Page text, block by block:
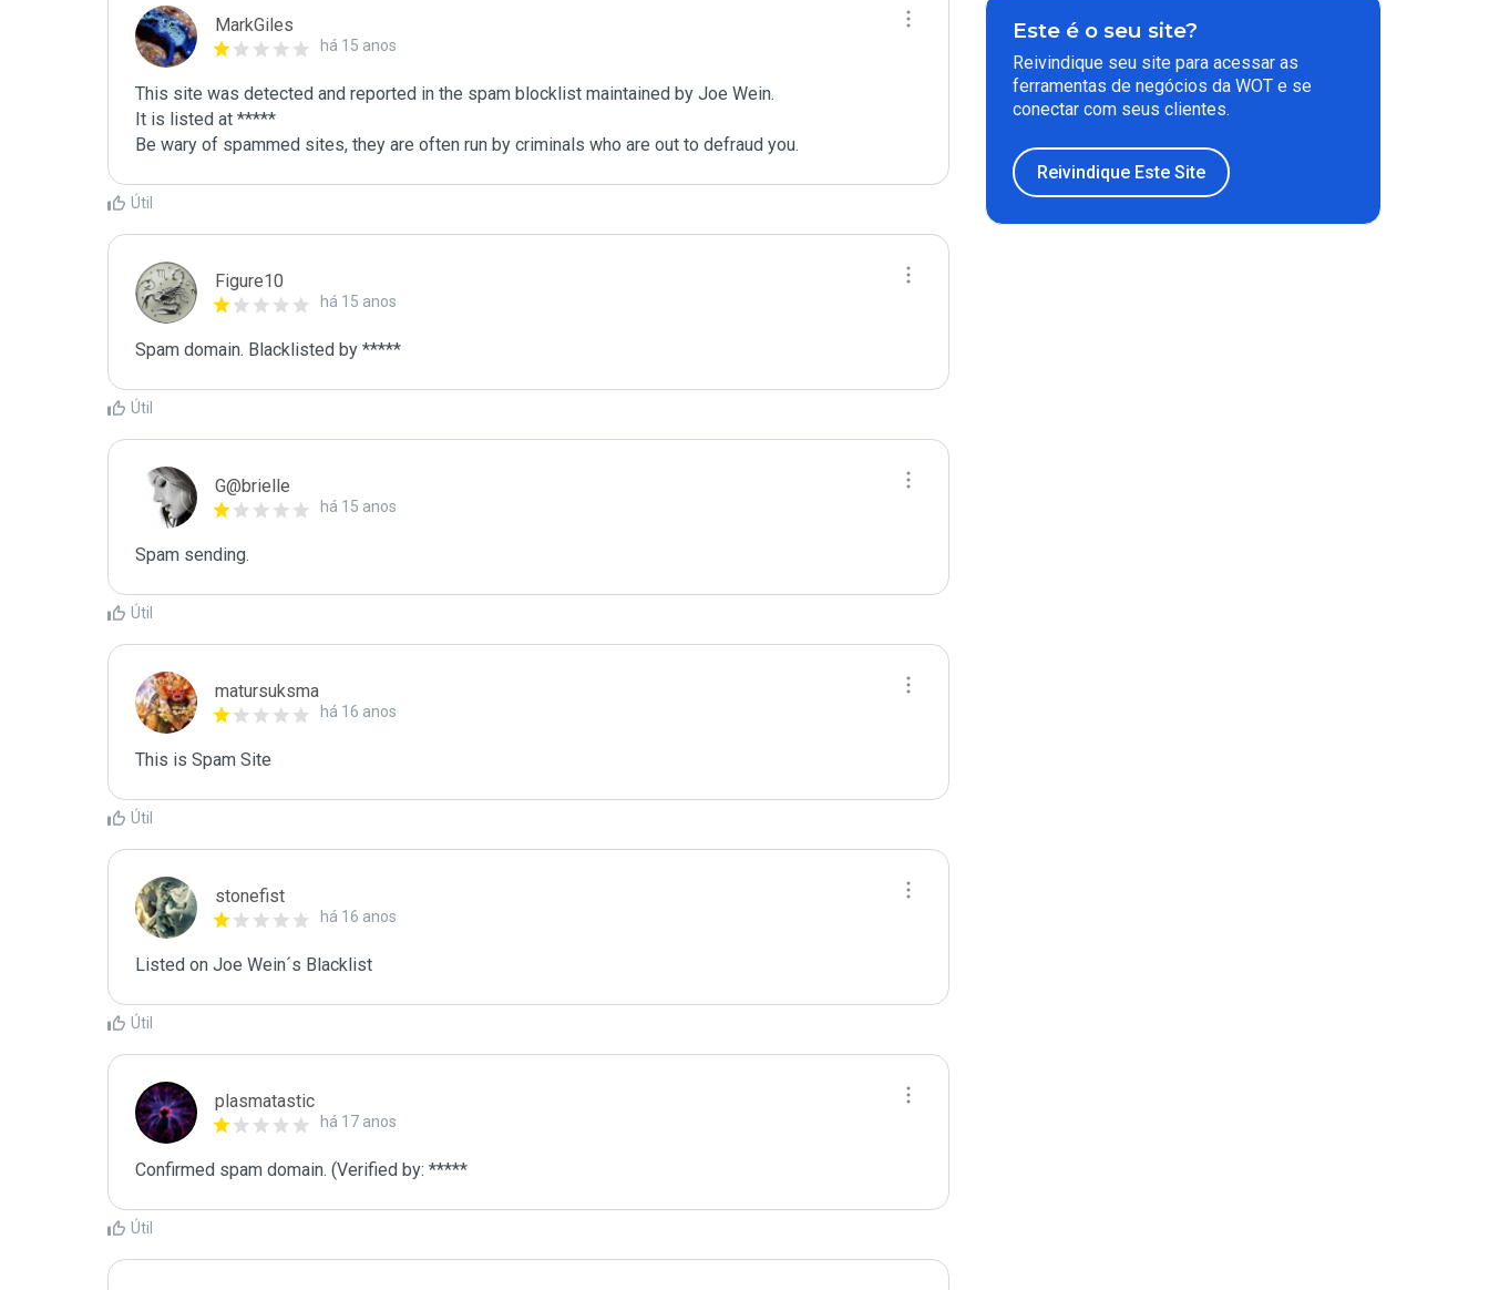
MarkGiles
há 15 anos
This site was detected and reported in the spam blocklist maintained by Joe Wein.
It is listed at *****
Be wary of spammed sites, they are often run by criminals who are out to defraud you.
Útil
Figure10
há 15 anos
Spam domain. Blacklisted by *****
Útil
G@brielle
há 15 anos
Spam sending.
Útil
matursuksma
há 16 anos
This is Spam Site
Útil
stonefist
há 16 anos
Listed on Joe Wein´s Blacklist
Útil
plasmatastic
há 17 anos
Confirmed spam domain. (Verified by: *****
Útil
Este é o seu site?
Reivindique seu site para acessar as
ferramentas de negócios da WOT e se
conectar com seus clientes.
Reivindique Este Site